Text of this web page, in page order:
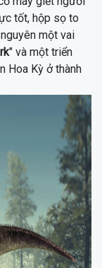
tốt, hộp sọ to
một vai
" và một triển
Hoa Kỳ ở thành